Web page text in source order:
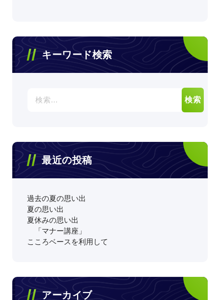
キーワード検索
最近の投稿
過去の夏の思い出
夏の思い出
夏休みの思い出
「マナー講座」
こころベースを利用して
アーカイブ